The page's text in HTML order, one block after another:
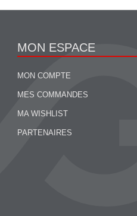
MON ESPACE
MON COMPTE
MES COMMANDES
MA WISHLIST
PARTENAIRES